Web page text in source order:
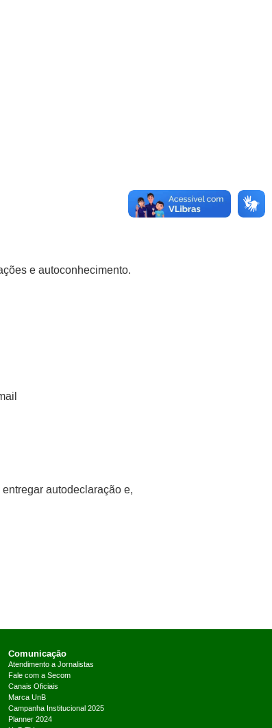
e autoconhecimento.
autodeclaração e,
Comunicação
Atendimento a Jornalistas
Fale com a Secom
Canais Oficiais
Marca UnB
Campanha Institucional 2025
Planner 2024